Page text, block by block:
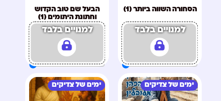
הסחורה השווה ביותר (1)
למנויים בלבד
הבעל שם טוב הקדוש
וחתונת היתומים (1)
למנויים בלבד
ימים של צדיקים ימים של צדיקים